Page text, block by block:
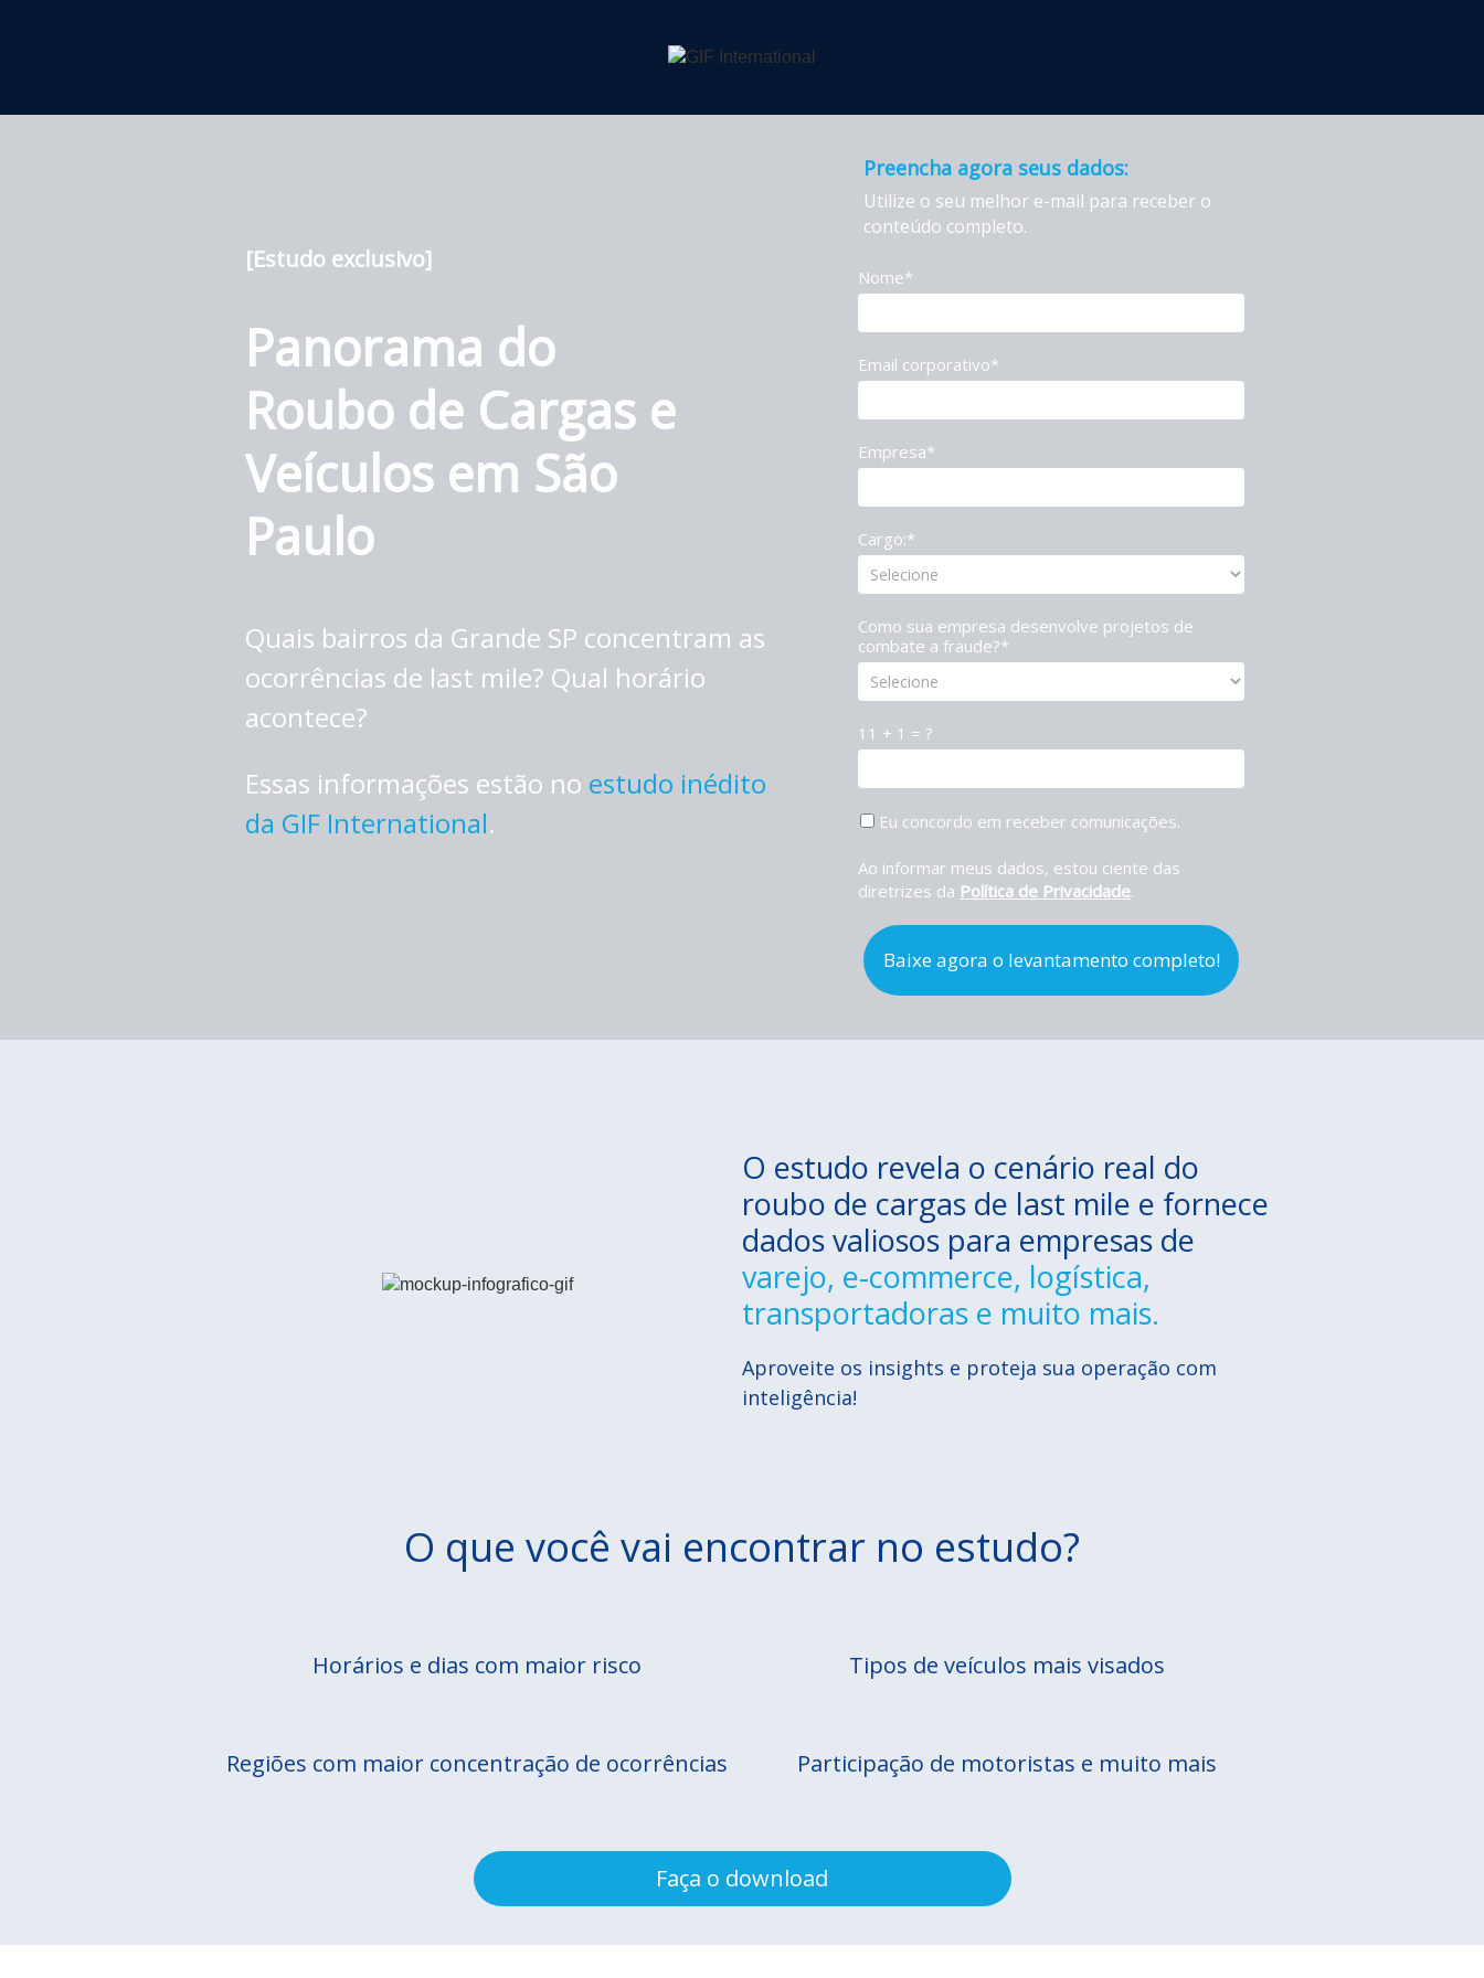
[Estudo exclusivo]
Panorama do
Roubo de Cargas e
Veículos em São
Paulo
Quais bairros da Grande SP concentram as
ocorrências de last mile? Qual horário
acontece?
Essas informações estão no estudo inédito
da GIF International.
Preencha agora seus dados:
Utilize o seu melhor e-mail para receber o
conteúdo completo.
Nome*
Email corporativo*
Empresa*
Cargo:*
Como sua empresa desenvolve projetos de
combate a fraude?*
11 + 1 = ?
Eu concordo em receber comunicações.
Ao informar meus dados, estou ciente das
diretrizes da Política de Privacidade.
Baixe agora o levantamento completo!
O estudo revela o cenário real do
roubo de cargas de last mile e fornece
dados valiosos para empresas de
varejo, e-commerce, logística,
transportadoras e muito mais.
Aproveite os insights e proteja sua operação com
inteligência!
O que você vai encontrar no estudo?
Horários e dias com maior risco Tipos de veículos mais visados
Regiões com maior concentração de ocorrências Participação de motoristas e muito mais
Faça o download